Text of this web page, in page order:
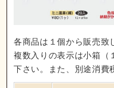
各商品は１個から販売致
複数入りの表示は小箱（
下さい。また、別途消費